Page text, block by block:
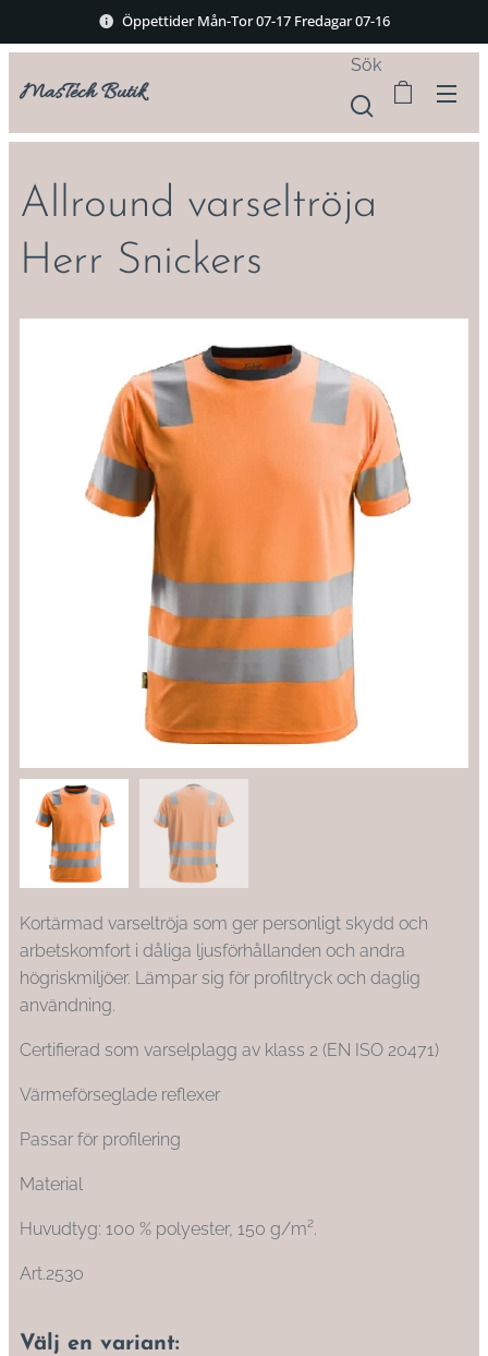
Öppettider Mån-Tor 07-17 Fredagar 07-16
MasTech Butik
Sök
Allround varseltröja
Herr Snickers
Kortärmad varseltröja som ger personligt skydd och
arbetskomfort i dåliga ljusförhållanden och andra
högriskmiljöer. Lämpar sig för profiltryck och daglig
användning.
Certifierad som varselplagg av klass 2 (EN ISO 20471)
Värmeförseglade reflexer
Passar för profilering
Material
Huvudtyg: 100 % polyester, 150 g/m².
Art.2530
Välj en variant: